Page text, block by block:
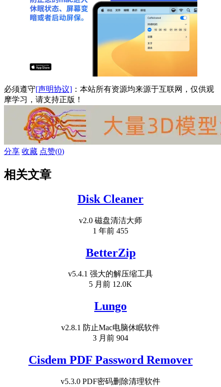
必须遵守[声明协议] ：本站所有资源均来源于互联网，仅供观
摩学习，请支持正版！
分享 收藏 点赞(0)
相关文章
Disk Cleaner
v2.0 磁盘清洁大师
1 年前 455
BetterZip
v5.4.1 强大的解压缩工具
5 月前 12.0K
Lungo
v2.8.1 防止Mac电脑休眠软件
3 月前 904
Cisdem PDF Password Remover
v5.3.0 PDF密码删除清理软件